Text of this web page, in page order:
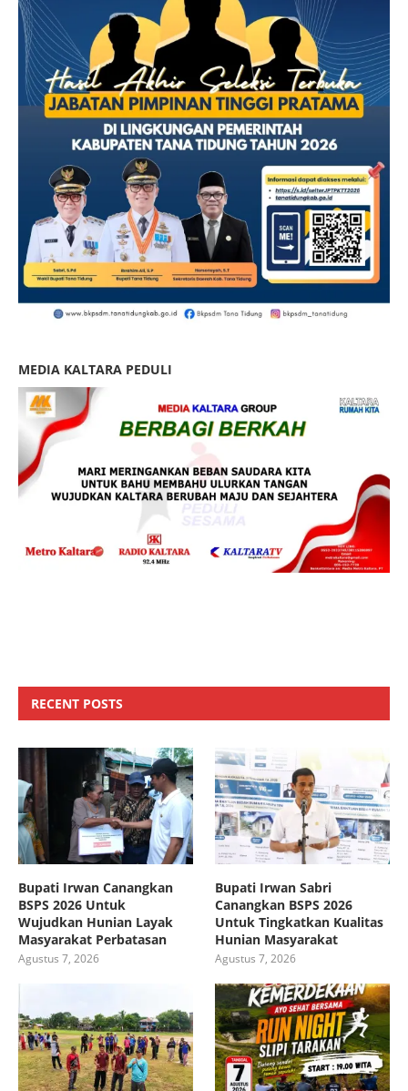
MEDIA KALTARA PEDULI
RECENT POSTS
Bupati Irwan Canangkan
BSPS 2026 Untuk
Wujudkan Hunian Layak
Masyarakat Perbatasan
Agustus 7, 2026
Bupati Irwan Sabri
Canangkan BSPS 2026
Untuk Tingkatkan Kualitas
Hunian Masyarakat
Agustus 7, 2026